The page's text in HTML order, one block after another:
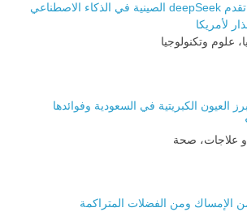
ترامب: تقدم deepSeek الصينية في الذكاء الاصطناعي
لأمريكا
علوم وتكنولوجيا
العيون الكبريتية في السعودية وفوائدها
علاجات، صحة
الإمساك ومن الفضلات المتراكمة